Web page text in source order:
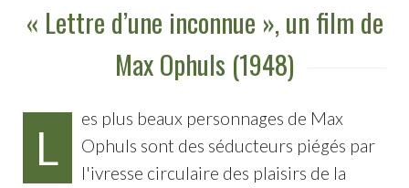
« Lettre d’une inconnue », un film de
Max Ophuls (1948)
L
es plus beaux personnages de Max
Ophuls sont des séducteurs piégés par
l'ivresse circulaire des plaisirs de la